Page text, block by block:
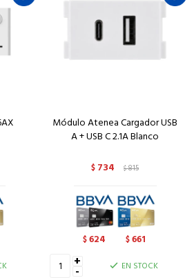
Módulo Atenea Cargador USB
A + USB C 2.1A Blanco
$ 734 $815
$624 $661
+
- EN STOCK